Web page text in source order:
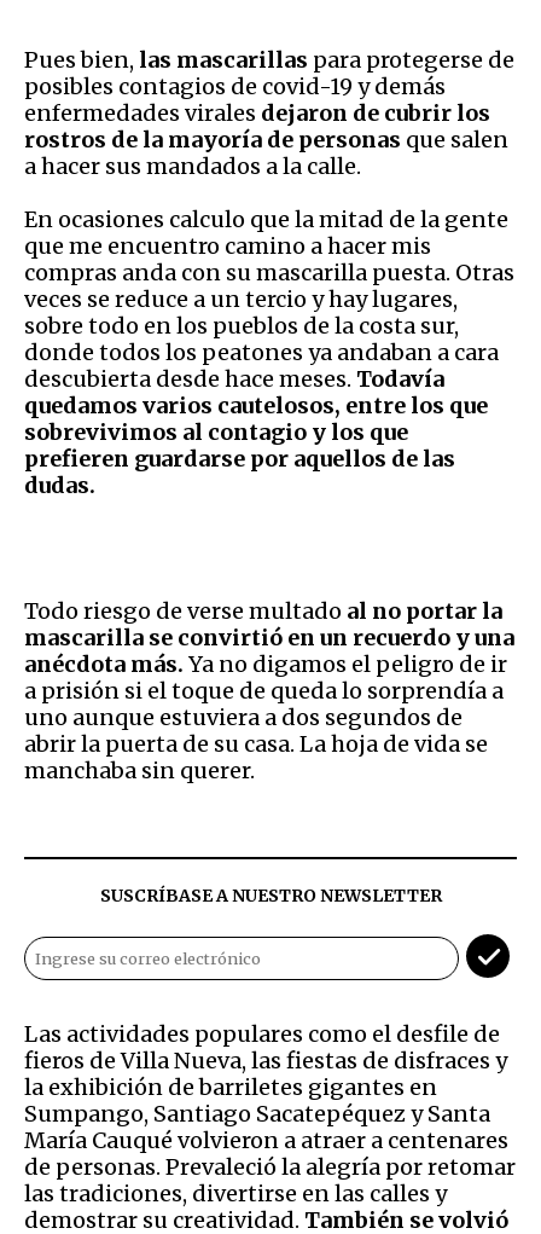
Pues bien, las mascarillas para protegerse de
posibles contagios de covid-19 y demás
enfermedades virales dejaron de cubrir los
rostros de la mayoría de personas que salen
a hacer sus mandados a la calle.
En ocasiones calculo que la mitad de la gente
que me encuentro camino a hacer mis
compras anda con su mascarilla puesta. Otras
veces se reduce a un tercio y hay lugares,
sobre todo en los pueblos de la costa sur,
donde todos los peatones ya andaban a cara
descubierta desde hace meses. Todavía
quedamos varios cautelosos, entre los que
sobrevivimos al contagio y los que
prefieren guardarse por aquellos de las
dudas.
Todo riesgo de verse multado al no portar la
mascarilla se convirtió en un recuerdo y una
anécdota más. Ya no digamos el peligro de ir
a prisión si el toque de queda lo sorprendía a
uno aunque estuviera a dos segundos de
abrir la puerta de su casa. La hoja de vida se
manchaba sin querer.
SUSCRÍBASE A NUESTRO NEWSLETTER
Las actividades populares como el desfile de
fieros de Villa Nueva, las fiestas de disfraces y
la exhibición de barriletes gigantes en
Sumpango, Santiago Sacatepéquez y Santa
María Cauqué volvieron a atraer a centenares
de personas. Prevaleció la alegría por retomar
las tradiciones, divertirse en las calles y
demostrar su creatividad. También se volvió